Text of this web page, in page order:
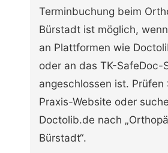
Terminbuchung beim
Bürstadt ist möglich,
an Plattformen wie
oder an das TK-SafeDoc-
angeschlossen ist. Prüfen
Praxis-Website oder
Doctolib.de nach
Bürstadt“.